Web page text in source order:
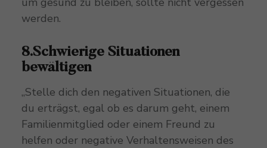
werden.
8.Schwierige Situationen
bewältigen
„Stelle dich den negativen Situationen, die
du erträgst, egal ob es darum geht, einem
Familienmitglied oder einem Freund zu
helfen oder negative Verhaltensweisen des